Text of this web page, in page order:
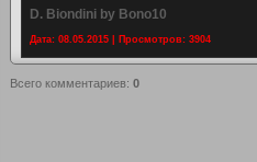
D. Biondini by Bono10
Дата: 08.05.2015 | Просмотров: 3904
Всего комментариев: 0